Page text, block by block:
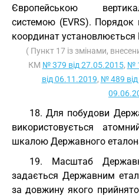
Європейською
системою (EVRS). Порядок
координат установлюється
( Пункт 17 із змінами,
КМ № 379 від 27.05.2015, №
від 06.11.2019, № 489
18. Для побудови
використовується
шкалою Державного
19. Масштаб
задається Державним
за довжину якого